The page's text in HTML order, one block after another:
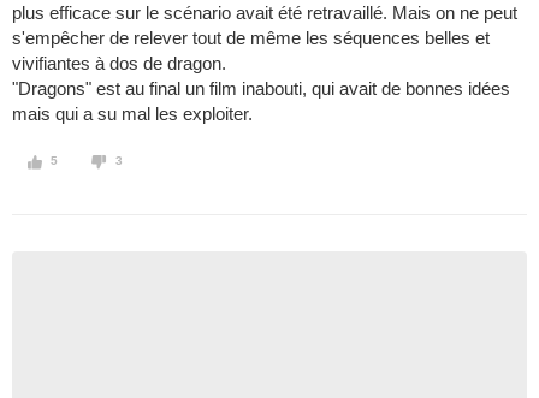
plus efficace sur le scénario avait été retravaillé. Mais on ne peut
s'empêcher de relever tout de même les séquences belles et
vivifiantes à dos de dragon.
"Dragons" est au final un film inabouti, qui avait de bonnes idées
mais qui a su mal les exploiter.
5 3